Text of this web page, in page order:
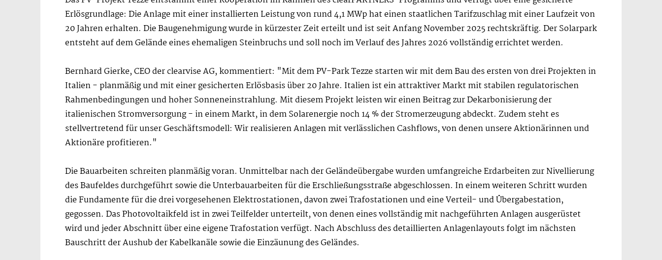
Erlösgrundlage: Die Anlage mit einer installierten Leistung von rund 4,1 MWp hat einen staatlichen Tarifzuschlag mit einer Laufzeit von
20 Jahren erhalten. Die Baugenehmigung wurde in kürzester Zeit erteilt und ist seit Anfang November 2025 rechtskräftig. Der Solarpark
entsteht auf dem Gelände eines ehemaligen Steinbruchs und soll noch im Verlauf des Jahres 2026 vollständig errichtet werden.
Bernhard Gierke, CEO der clearvise AG, kommentiert: "Mit dem PV-Park Tezze starten wir mit dem Bau des ersten von drei Projekten in
Italien - planmäßig und mit einer gesicherten Erlösbasis über 20 Jahre. Italien ist ein attraktiver Markt mit stabilen regulatorischen
Rahmenbedingungen und hoher Sonneneinstrahlung. Mit diesem Projekt leisten wir einen Beitrag zur Dekarbonisierung der
italienischen Stromversorgung - in einem Markt, in dem Solarenergie noch 14 % der Stromerzeugung abdeckt. Zudem steht es
stellvertretend für unser Geschäftsmodell: Wir realisieren Anlagen mit verlässlichen Cashflows, von denen unsere Aktionärinnen und
Aktionäre profitieren."
Die Bauarbeiten schreiten planmäßig voran. Unmittelbar nach der Geländeübergabe wurden umfangreiche Erdarbeiten zur Nivellierung
des Baufeldes durchgeführt sowie die Unterbauarbeiten für die Erschließungsstraße abgeschlossen. In einem weiteren Schritt wurden
die Fundamente für die drei vorgesehenen Elektrostationen, davon zwei Trafostationen und eine Verteil- und Übergabestation,
gegossen. Das Photovoltaikfeld ist in zwei Teilfelder unterteilt, von denen eines vollständig mit nachgeführten Anlagen ausgerüstet
wird und jeder Abschnitt über eine eigene Trafostation verfügt. Nach Abschluss des detaillierten Anlagenlayouts folgt im nächsten
Bauschritt der Aushub der Kabelkanäle sowie die Einzäunung des Geländes.